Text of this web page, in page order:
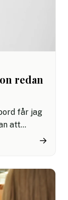
redan
får jag
att
→